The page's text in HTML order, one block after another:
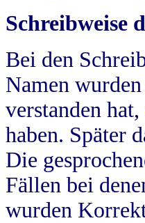
Schreibweise
Bei den
Namen
verstanden
haben. Später
Die
Fällen bei
wurden